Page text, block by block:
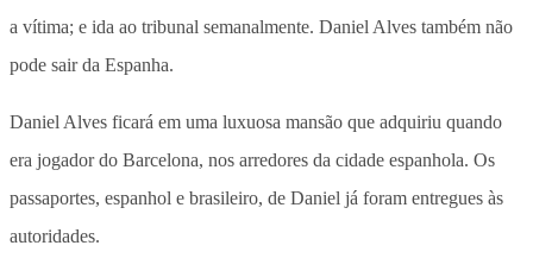
a vítima; e ida ao tribunal semanalmente. Daniel Alves também não
pode sair da Espanha.
Daniel Alves ficará em uma luxuosa mansão que adquiriu quando
era jogador do Barcelona, nos arredores da cidade espanhola. Os
passaportes, espanhol e brasileiro, de Daniel já foram entregues às
autoridades.